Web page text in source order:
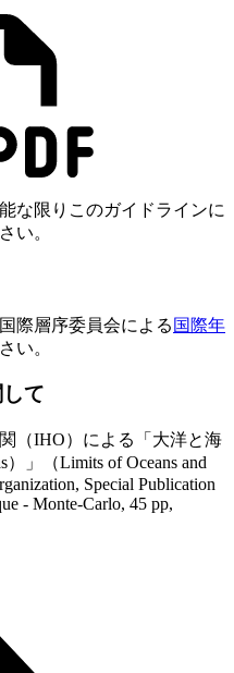
な限りこのガイドラインに
い。
際層序委員会による 国際年
い。
て
（IHO）による「大洋と海
）」（Limits of Oceans and
Special Publication
- Monte-Carlo, 45 pp,